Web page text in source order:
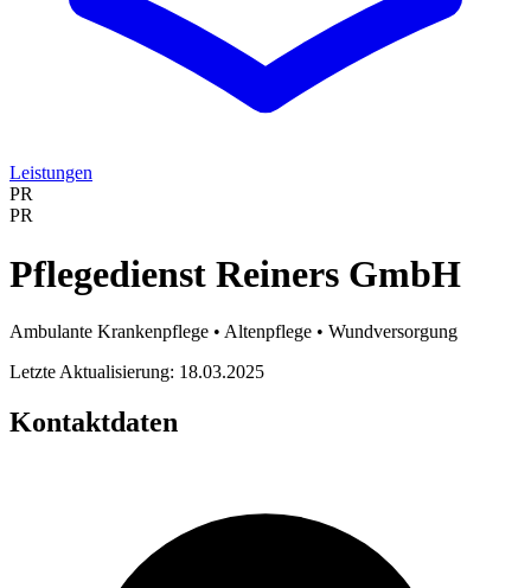
Leistungen
PR
PR
Pflegedienst Reiners GmbH
Ambulante Krankenpflege • Altenpflege • Wundversorgung
Letzte Aktualisierung: 18.03.2025
Kontaktdaten